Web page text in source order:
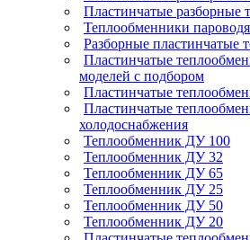
Пластинчатые разборные
Теплообменники
Разборные пластинчатые
Пластинчатые
моделей с подбором
Пластинчатые
Пластинчатые
холодоснабжения
Теплообменник ДУ 100
Теплообменник ДУ 32
Теплообменник ДУ 65
Теплообменник ДУ 25
Теплообменник ДУ 50
Теплообменник ДУ 20